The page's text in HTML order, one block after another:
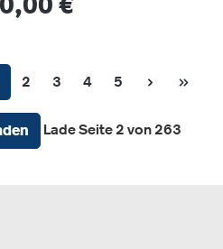
€
Seite
2 Seite
3 Seite
4 Seite
5
Lade Seite 2 von 263